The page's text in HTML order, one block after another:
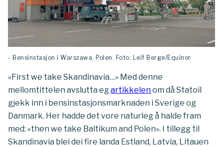
- Bensinstasjon i Warszawa, Polen. Foto: Leif Berge/Equinor
«First we take Skandinavia…» Med denne
mellomtittelen avslutta egartikkelenom då Statoil
gjekk inn i bensinstasjonsmarknaden i Sverige og
Danmark. Her hadde det vore naturleg å halde fram
med: «then we take Baltikum and Polen». I tillegg til
Skandinavia blei dei fire landa Estland, Latvia, Litauen